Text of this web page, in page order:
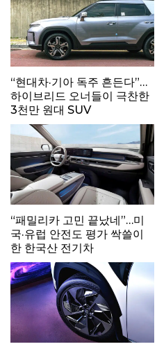
“현대차·기아 독주 흔든다”…
하이브리드 오너들이 극찬한
3천만 원대 SUV
“패밀리카 고민 끝났네”…미
국·유럽 안전도 평가 싹쓸이
한 한국산 전기차